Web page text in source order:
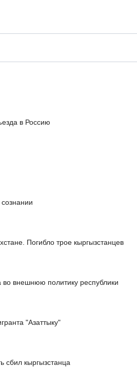
в Россию
Погибло трое кыргызстанцев
внешнюю политику республики
"Азаттыку"
сбил кыргызстанца